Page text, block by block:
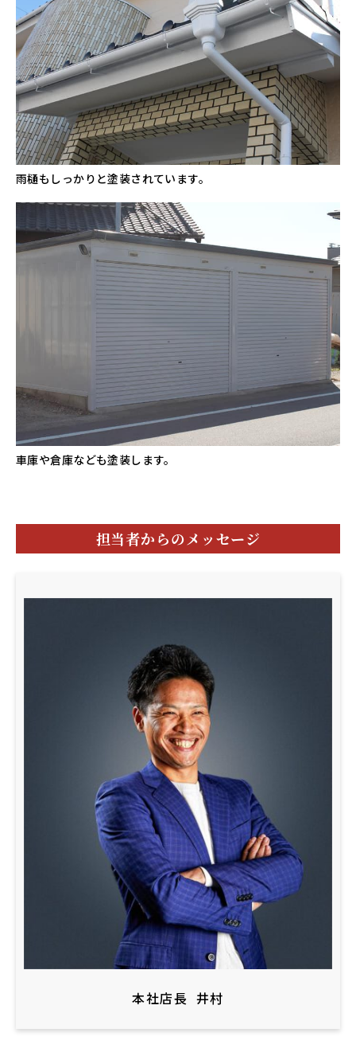
雨樋もしっかりと塗装されています。
車庫や倉庫なども塗装します。
担当者からのメッセージ
本社店長 井村